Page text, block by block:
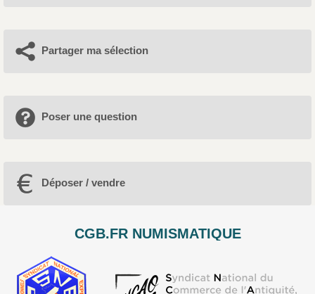
Partager ma sélection
Poser une question
Déposer / vendre
CGB.FR NUMISMATIQUE